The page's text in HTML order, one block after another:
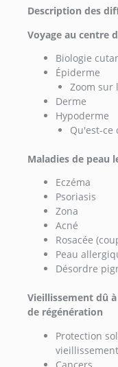
Description des
Voyage au centre
Biologie
Épiderme
Zoom sur
Derme
Hypoderme
Qu'est-ce
Maladies de peau
Eczéma
Psoriasis
Zona
Acné
Rosacée
Peau
Désordre
Vieillissement dû
de régénération
Protection
Cancers